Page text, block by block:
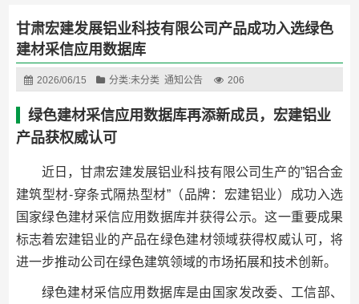
甘肃宏建发展铝业科技有限公司产品成功入选绿色
建材采信应用数据库
2026/06/15 分类:未分类 通知公告 206
绿色建材采信应用数据库再添新成员，宏建铝业
产品获权威认可
近日，甘肃宏建发展铝业科技有限公司生产的”铝合金
建筑型材-穿条式隔热型材”（品牌：宏建铝业）成功入选
国家绿色建材采信应用数据库并获得公示。这一重要成果
标志着宏建铝业的产品在绿色建材领域获得权威认可，将
进一步推动公司在绿色建筑领域的市场拓展和技术创新。
绿色建材采信应用数据库是由国家发改委、工信部、